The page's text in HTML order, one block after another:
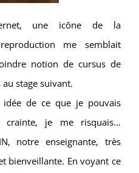
une icône de la
me semblait
notion de cursus de
stage suivant.
idée de ce que je pouvais
crainte, je me risquais…
notre enseignante, très
bienveillante. En voyant ce